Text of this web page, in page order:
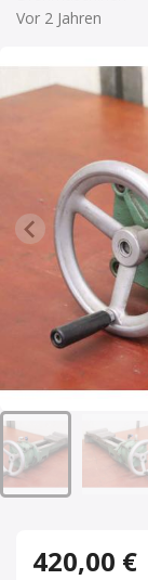
Vor 2 Jahren
420,00 €